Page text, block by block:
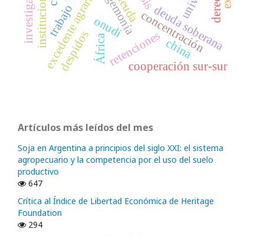
concentración
china
deuda soberana
retenciones
deuda
onudi
excedente agrario
despidos África
cooperación sur-sur
trabajo
Artículos más leídos del mes
Soja en Argentina a principios del siglo XXI: el sistema
agropecuario y la competencia por el uso del suelo
productivo
647
Crítica al Índice de Libertad Económica de Heritage
Foundation
294